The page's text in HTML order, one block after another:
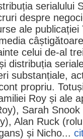
serialului
despre
ale
celui de-al
distribuția
substanțiale,
propriu.
Roy și ale
Sarah Snook
Alan Ruck
și Nicho...